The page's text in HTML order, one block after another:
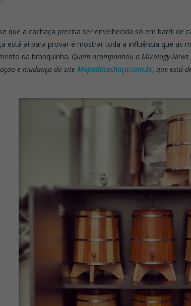
que a cachaça precisa ser envelhecida só em barril
está aí para provar e mostrar toda a influência que as
da branquinha. Quem acompanhou o Mixology
e mudança do site Mapadacachaça.com.br, que está